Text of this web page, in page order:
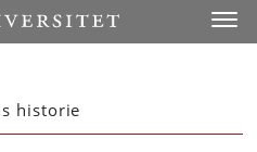
historie